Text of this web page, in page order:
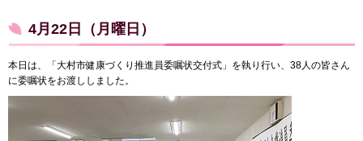
4月22日（月曜日）
本日は、「大村市健康づくり推進員委嘱状交付式」を執り行い、38人の皆さん
に委嘱状をお渡ししました。